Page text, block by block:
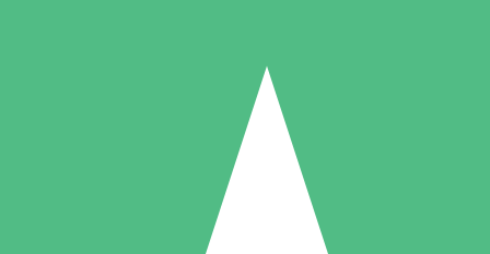
Packs de Crédits Individuels
à l'utilisation avec des crédits de téléchargement. Sans engagement
5 Téléchargements
US$